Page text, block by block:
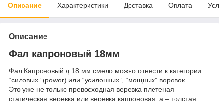
Описание Характеристики Доставка Оплата
Описание
Фал капроновый 18мм
Фал Капроновый д.18 мм смело можно отнести к категории
“силовых” (power) или “усиленных”, “мощных” веревок.
Это уже не только превосходная веревка плетеная,
статическая веревка или веревка капроновая, а – толстая